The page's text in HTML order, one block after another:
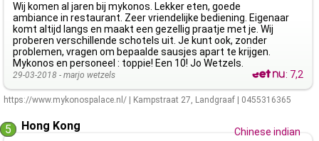
Wij komen al jaren bij mykonos. Lekker eten, goede
ambiance in restaurant. Zeer vriendelijke bediening. Eigenaar
komt altijd langs en maakt een gezellig praatje met je. Wij
proberen verschillende schotels uit. Je kunt ook, zonder
problemen, vragen om bepaalde sausjes apart te krijgen.
Mykonos en personeel : toppie! Een 10! Jo Wetzels.
29-03-2018 - marjo wetzels : 7,2
https://www.mykonospalace.nl/ Kampstraat 27, Landgraaf 0455316365
5 Hong Kong
Chinese indian